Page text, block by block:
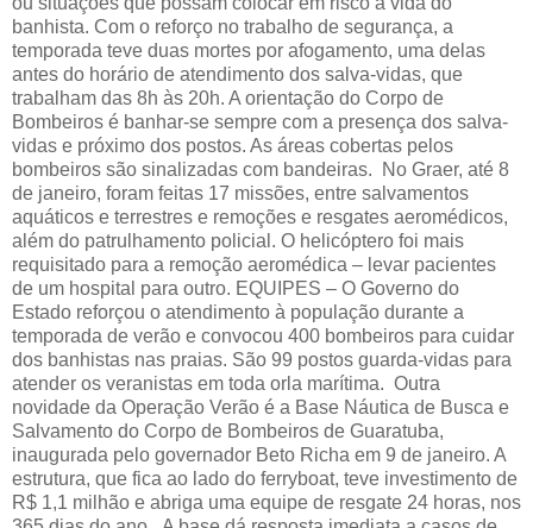
banhista. Com o reforço no trabalho de segurança, a
temporada teve duas mortes por afogamento, uma delas
antes do horário de atendimento dos salva-vidas, que
trabalham das 8h às 20h. A orientação do Corpo de
Bombeiros é banhar-se sempre com a presença dos salva-
vidas e próximo dos postos. As áreas cobertas pelos
bombeiros são sinalizadas com bandeiras. No Graer, até 8
de janeiro, foram feitas 17 missões, entre salvamentos
aquáticos e terrestres e remoções e resgates aeromédicos,
além do patrulhamento policial. O helicóptero foi mais
requisitado para a remoção aeromédica – levar pacientes
de um hospital para outro. EQUIPES – O Governo do
Estado reforçou o atendimento à população durante a
temporada de verão e convocou 400 bombeiros para cuidar
dos banhistas nas praias. São 99 postos guarda-vidas para
atender os veranistas em toda orla marítima. Outra
novidade da Operação Verão é a Base Náutica de Busca e
Salvamento do Corpo de Bombeiros de Guaratuba,
inaugurada pelo governador Beto Richa em 9 de janeiro. A
estrutura, que fica ao lado do ferryboat, teve investimento de
R$ 1,1 milhão e abriga uma equipe de resgate 24 horas, nos